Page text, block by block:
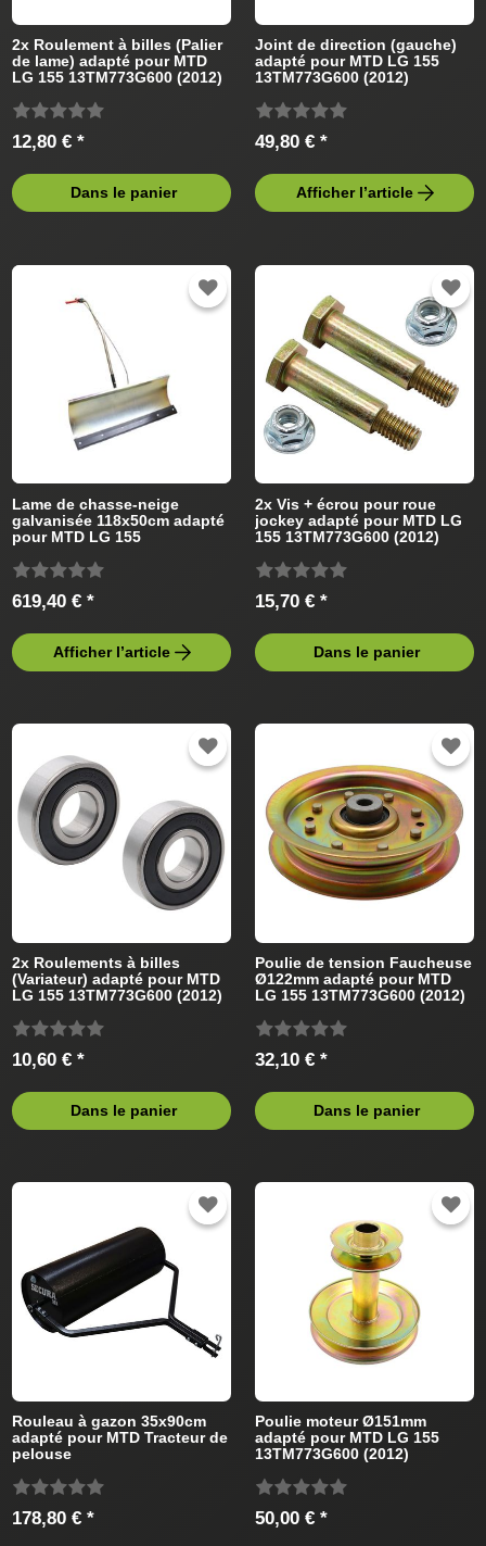
2x Roulement à billes (Palier
de lame) adapté pour MTD
LG 155 13TM773G600 (2012)
12,80 € *
Dans le panier
Joint de direction (gauche)
adapté pour MTD LG 155
13TM773G600 (2012)
49,80 € *
Afficher l’article
Lame de chasse-neige
galvanisée 118x50cm adapté
pour MTD LG 155
pelouse
619,40 € *
Afficher l’article
2x Vis + écrou pour roue
jockey adapté pour MTD LG
155 13TM773G600 (2012)
15,70 € *
Dans le panier
2x Roulements à billes
(Variateur) adapté pour MTD
LG 155 13TM773G600 (2012)
10,60 € *
Dans le panier
Poulie de tension Faucheuse
Ø122mm adapté pour MTD
LG 155 13TM773G600 (2012)
32,10 € *
Dans le panier
Rouleau à gazon 35x90cm
adapté pour MTD Tracteur de
pelouse
178,80 € *
Poulie moteur Ø151mm
adapté pour MTD LG 155
13TM773G600 (2012)
50,00 € *